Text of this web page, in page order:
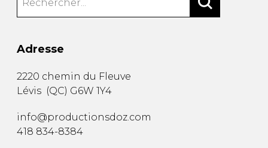
Adresse
2220 chemin du Fleuve
Lévis (QC) G6W 1Y4
info@productionsdoz.com
418 834-8384